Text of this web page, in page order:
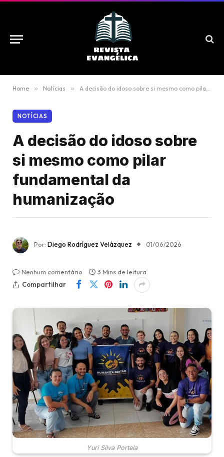
Home » Notícias » A decisão do idoso sobre si mesmo como pilar fundamental da humanização
NOTÍCIAS
A decisão do idoso sobre
si mesmo como pilar
fundamental da
humanização
Por: Diego Rodríguez Velázquez 01/06/2026
Nenhum comentário
3 Mins de leitura
Compartilhar
Yuri Silva Portela